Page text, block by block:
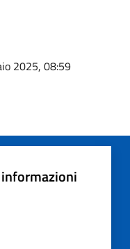
2025, 08:59